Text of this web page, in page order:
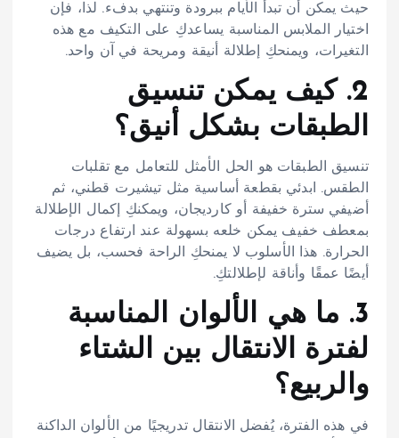
حيث يمكن أن تبدأ الأيام ببرودة وتنتهي بدفء. لذا، فإن
اختيار الملابس المناسبة يساعدكِ على التكيف مع هذه
التغيرات، ويمنحكِ إطلالة أنيقة ومريحة في آن واحد.
2. كيف يمكن تنسيق
الطبقات بشكل أنيق؟
تنسيق الطبقات هو الحل الأمثل للتعامل مع تقلبات
الطقس. ابدئي بقطعة أساسية مثل تيشيرت قطني، ثم
أضيفي سترة خفيفة أو كارديجان، ويمكنكِ إكمال الإطلالة
بمعطف خفيف يمكن خلعه بسهولة عند ارتفاع درجات
الحرارة. هذا الأسلوب لا يمنحكِ الراحة فحسب، بل يضيف
أيضًا عمقًا وأناقة لإطلالتكِ.
3. ما هي الألوان المناسبة
لفترة الانتقال بين الشتاء
والربيع؟
في هذه الفترة، يُفضل الانتقال تدريجيًا من الألوان الداكنة